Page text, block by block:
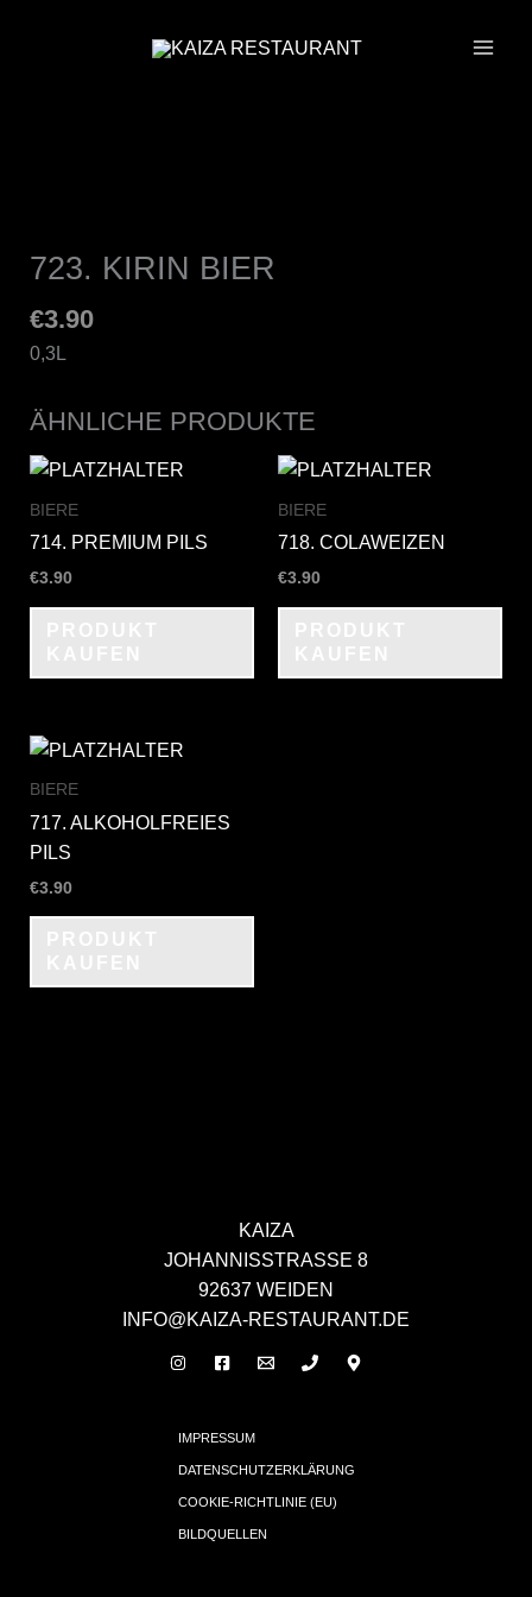
723. KIRIN BIER
€3.90
0,3L
ÄHNLICHE PRODUKTE
BIERE
714. PREMIUM PILS
€3.90
BIERE
718. COLAWEIZEN
€3.90
BIERE
717. ALKOHOLFREIES
PILS
€3.90
KAIZA
JOHANNISSTRASSE 8
92637 WEIDEN
INFO@KAIZA-RESTAURANT.DE
IMPRESSUM
DATENSCHUTZERKLÄRUNG
COOKIE-RICHTLINIE (EU)
BILDQUELLEN